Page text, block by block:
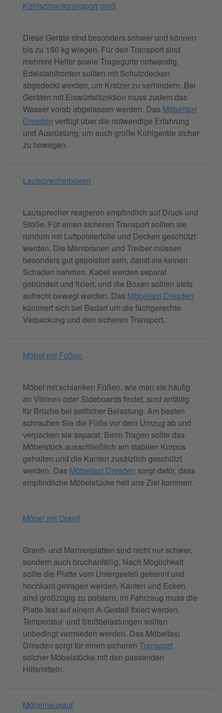
Kühlschranktransport groß
Diese Geräte sind besonders schwer und können
bis zu 150 kg wiegen. Für den Transport sind
mehrere Helfer sowie Tragegurte notwendig.
Edelstahlfronten sollten mit Schutzdecken
abgedeckt werden, um Kratzer zu verhindern. Bei
Geräten mit Eiswürfelfunktion muss zudem das
Wasser vorab abgelassen werden. Das Möbeltaxi
Dresden verfügt über die notwendige Erfahrung
und Ausrüstung, um auch große Kühlgeräte sicher
zu bewegen.
Lautsprecherboxen
Lautsprecher reagieren empfindlich auf Druck und
Stöße. Für einen sicheren Transport sollten sie
rundum mit Luftpolsterfolie und Decken geschützt
werden. Die Membranen und Treiber müssen
besonders gut gepolstert sein, damit sie keinen
Schaden nehmen. Kabel werden separat
gebündelt und fixiert, und die Boxen sollten stets
aufrecht bewegt werden. Das Möbeltaxi Dresden
kümmert sich bei Bedarf um die fachgerechte
Verpackung und den sicheren Transport.
Möbel mit Füßen
Möbel mit schlanken Füßen, wie man sie häufig
an Vitrinen oder Sideboards findet, sind anfällig
für Brüche bei seitlicher Belastung. Am besten
schrauben Sie die Füße vor dem Umzug ab und
verpacken sie separat. Beim Tragen sollte das
Möbelstück ausschließlich am stabilen Korpus
gehalten und die Kanten zusätzlich geschützt
werden. Das Möbeltaxi Dresden sorgt dafür, dass
empfindliche Möbelstücke heil ans Ziel kommen.
Möbel mit Granit
Granit- und Marmorplatten sind nicht nur schwer,
sondern auch bruchanfällig. Nach Möglichkeit
sollte die Platte vom Untergestell getrennt und
hochkant getragen werden. Kanten und Ecken
sind großzügig zu polstern, im Fahrzeug muss die
Platte fest auf einem A-Gestell fixiert werden.
Temperatur- und Stoßbelastungen sollten
unbedingt vermieden werden. Das Möbeltaxi
Dresden sorgt für einen sicheren Transport
solcher Möbelstücke mit den passenden
Hilfsmitteln.
Möbelneukauf